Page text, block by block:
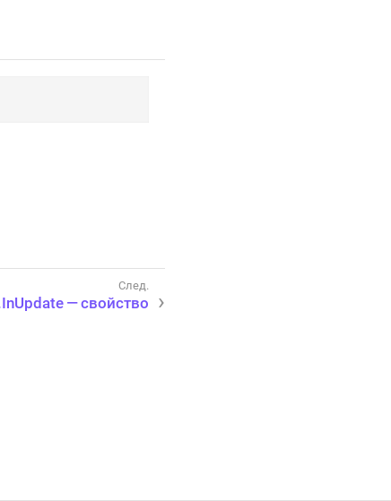
— свойство